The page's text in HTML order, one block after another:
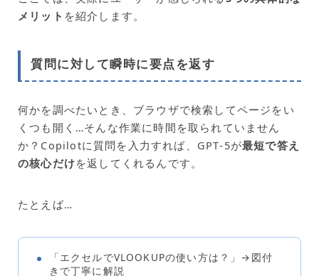
メリット を紹介します。
質問に対して瞬時に要点を返す
何かを調べたいとき、ブラウザで検索してページをい
くつも開く…そんな作業に時間を取られていません
か？Copilotに質問を入力すれば、GPT‑5が最短で答え
の核心だけを返してくれるんです。
たとえば…
「エクセルでVLOOKUPの使い方は？」→図付
きで丁寧に解説